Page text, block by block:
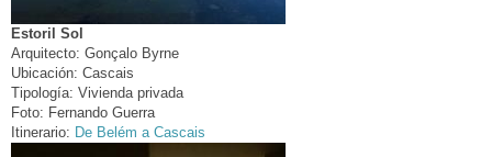
Estoril Sol
Arquitecto: Gonçalo Byrne
Ubicación: Cascais
Tipología: Vivienda privada
Foto: Fernando Guerra
Itinerario: De Belém a Cascais